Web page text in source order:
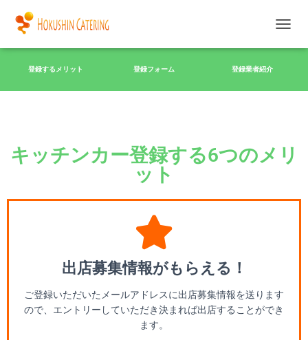
ビ
り
替
登録するメリット 登録フォーム 登録業者紹介
キッチンカー登録する6つのメリ
ット
出店募集情報がもらえる！
ご登録いただいたメールアドレスに出店募集情報を送ります
ので、エントリーしていただき決まれば出店することができ
ます。